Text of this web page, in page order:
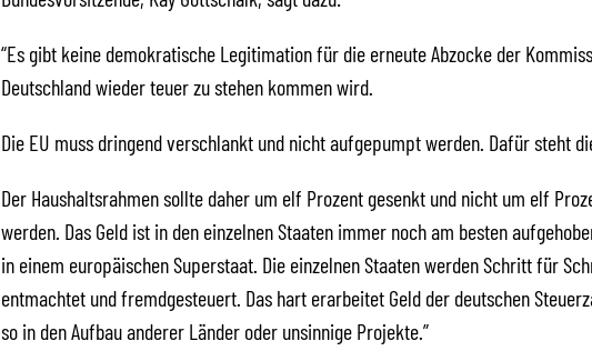
“Es gibt keine demokratische Legitimation für die erneute Abzocke der
Deutschland wieder teuer zu stehen kommen wird.
Die EU muss dringend verschlankt und nicht aufgepumpt werden. Dafür steht
Der Haushaltsrahmen sollte daher um elf Prozent gesenkt und nicht um elf
werden. Das Geld ist in den einzelnen Staaten immer noch am besten
in einem europäischen Superstaat. Die einzelnen Staaten werden Schritt für
entmachtet und fremdgesteuert. Das hart erarbeitet Geld der deutschen
so in den Aufbau anderer Länder oder unsinnige Projekte.”